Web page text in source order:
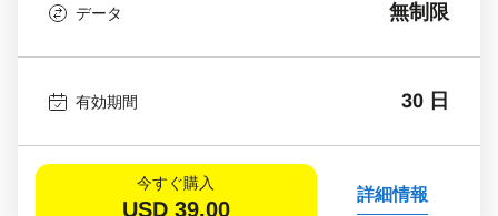
データ 無制限
有効期間 30 日
今すぐ購入
USD 39.00
詳細情報